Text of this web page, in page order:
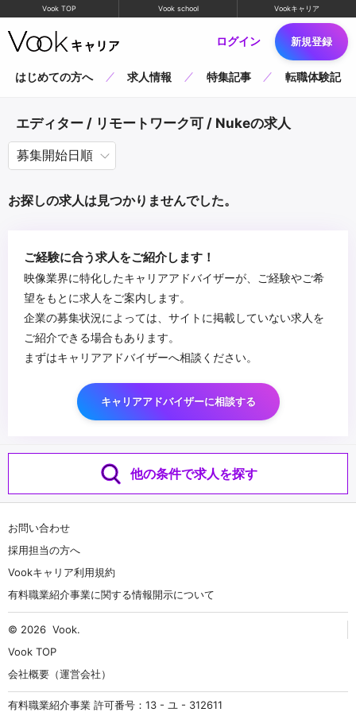
Vook TOP Vook school Vookキャリア
ログイン 新規登録
はじめての方へ 求人情報 特集記事 転職体験記
エディター / リモートワーク可 / Nukeの求人
お探しの求人は見つかりませんでした。
ご経験に合う求人をご紹介します！
映像業界に特化したキャリアアドバイザーが、ご経験やご希
望をもとに求人をご案内します。
企業の募集状況によっては、サイトに掲載していない求人を
ご紹介できる場合もあります。
まずはキャリアアドバイザーへ相談ください。
キャリアアドバイザーに相談する
他の条件で求人を探す
お問い合わせ
採用担当の方へ
Vookキャリア利用規約
有料職業紹介事業に関する情報開示について
© 2026 Vook.
Vook TOP
会社概要（運営会社）
有料職業紹介事業 許可番号：13 - ユ - 312611